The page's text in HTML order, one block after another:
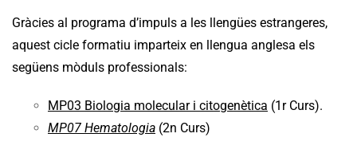
Gràcies al programa d’impuls a les llengües estrangeres,
aquest cicle formatiu imparteix en llengua anglesa els
següens mòduls professionals:
MP03 Biologia molecular i citogenètica (1r Curs).
MP07 Hematologia (2n Curs)